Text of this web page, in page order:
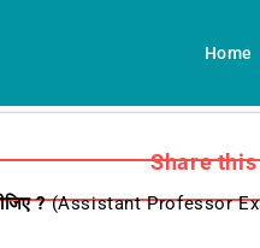
Home
Share
?(Assistant Professor